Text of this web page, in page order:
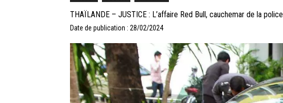
THAÏLANDE – JUSTICE : L’affaire Red Bull, cauchemar de la police
Date de publication : 28/02/2024